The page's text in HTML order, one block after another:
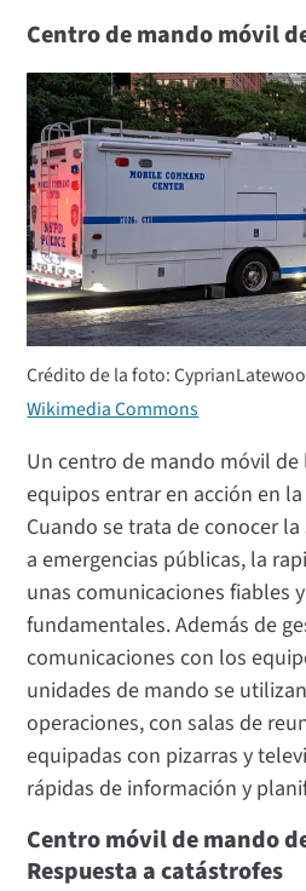
Centro de mando móvil
Crédito de la foto:
Wikimedia Commons
Un centro de mando móvil
equipos entrar en acción en
Cuando se trata de conocer
a emergencias públicas, la
unas comunicaciones fiables
fundamentales. Además de
comunicaciones con los
unidades de mando se
operaciones, con salas de
equipadas con pizarras y
rápidas de información y
Centro móvil de mando
Respuesta a catástrofes